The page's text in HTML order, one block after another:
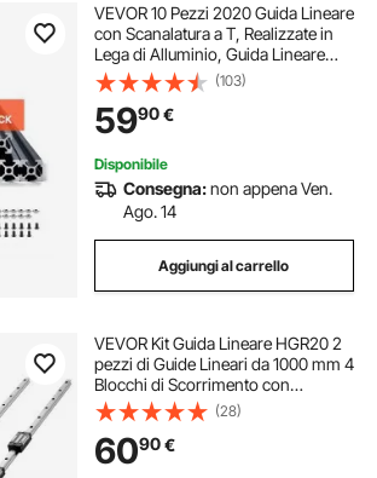
VEVOR 10 Pezzi 2020 Guida Lineare
con Scanalatura a T, Realizzate in
Lega di Alluminio, Guida Lineare
Anodizzata Estruso ad Alta
Resistenza per Stampante,
Incisione Laser, Nero 1000 mm
(103)
5990€
Disponibile
Consegna:non appena Ven.
Ago. 14
Aggiungi al carrello
VEVOR Kit Guida Lineare HGR20 2
pezzi di Guide Lineari da 1000 mm 4
Blocchi di Scorrimento con
Cuscinetti, Antiruggine Alta
Precisione, Binario Lineare per Fai
da te, Router CNC, Torni, Stampanti
3D
(28)
6090€